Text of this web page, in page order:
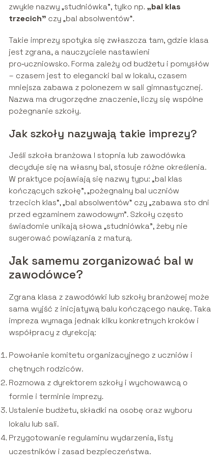
zwykle nazwy „studniówka”, tylko np. „bal klas
trzecich” czy „bal absolwentów”.
Takie imprezy spotyka się zwłaszcza tam, gdzie klasa
jest zgrana, a nauczyciele nastawieni
pro‑uczniowsko. Forma zależy od budżetu i pomysłów
– czasem jest to elegancki bal w lokalu, czasem
mniejsza zabawa z polonezem w sali gimnastycznej.
Nazwa ma drugorzędne znaczenie, liczy się wspólne
pożegnanie szkoły.
Jak szkoły nazywają takie imprezy?
Jeśli szkoła branżowa I stopnia lub zawodówka
decyduje się na własny bal, stosuje różne określenia.
W praktyce pojawiają się nazwy typu: „bal klas
kończących szkołę”, „pożegnalny bal uczniów
trzecich klas”, „bal absolwentów” czy „zabawa sto dni
przed egzaminem zawodowym”. Szkoły często
świadomie unikają słowa „studniówka”, żeby nie
sugerować powiązania z maturą.
Jak samemu zorganizować bal w
zawodówce?
Zgrana klasa z zawodówki lub szkoły branżowej może
sama wyjść z inicjatywą balu kończącego naukę. Taka
impreza wymaga jednak kilku konkretnych kroków i
współpracy z dyrekcją:
Powołanie komitetu organizacyjnego z uczniów i
chętnych rodziców.
Rozmowa z dyrektorem szkoły i wychowawcą o
formie i terminie imprezy.
Ustalenie budżetu, składki na osobę oraz wyboru
lokalu lub sali.
Przygotowanie regulaminu wydarzenia, listy
uczestników i zasad bezpieczeństwa.